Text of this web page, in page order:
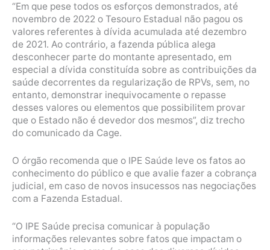
“Em que pese todos os esforços demonstrados, até
novembro de 2022 o Tesouro Estadual não pagou os
valores referentes à dívida acumulada até dezembro
de 2021. Ao contrário, a fazenda pública alega
desconhecer parte do montante apresentado, em
especial a dívida constituída sobre as contribuições da
saúde decorrentes da regularização de RPVs, sem, no
entanto, demonstrar inequivocamente o repasse
desses valores ou elementos que possibilitem provar
que o Estado não é devedor dos mesmos”, diz trecho
do comunicado da Cage.
O órgão recomenda que o IPE Saúde leve os fatos ao
conhecimento do público e que avalie fazer a cobrança
judicial, em caso de novos insucessos nas negociações
com a Fazenda Estadual.
“O IPE Saúde precisa comunicar à população
informações relevantes sobre fatos que impactam o